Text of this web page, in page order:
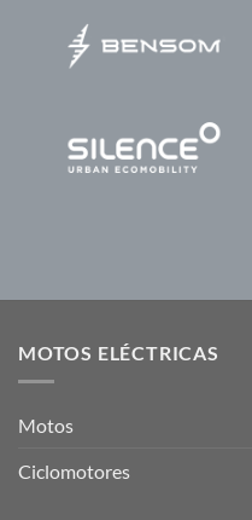
MOTOS ELÉCTRICAS
Motos
Ciclomotores